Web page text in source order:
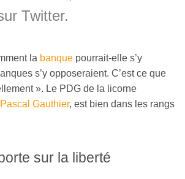
Twitter.
la banque pourrait-elle s’y
s’y opposeraient. C’est ce que
». Le PDG de la licorne
Pascal Gauthier, est bien dans les rangs
sur la liberté